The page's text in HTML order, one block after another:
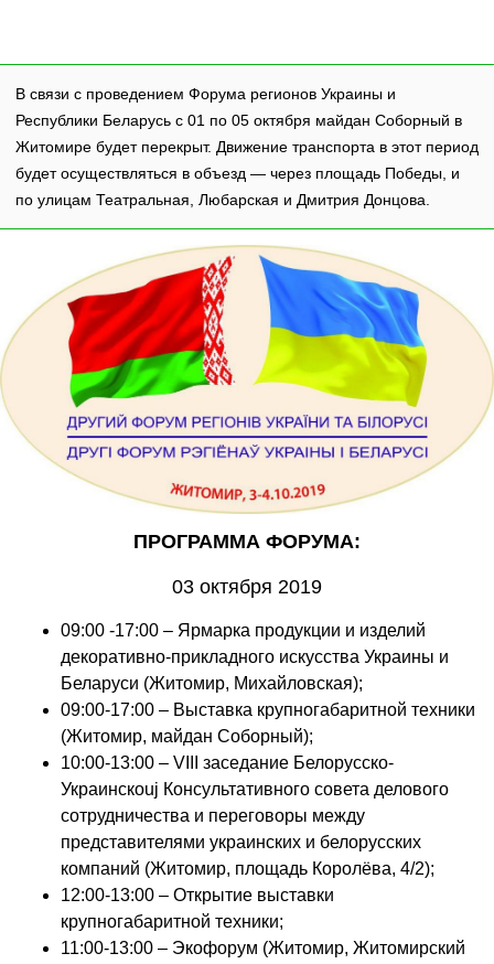
В связи с проведением Форума регионов Украины и
Республики Беларусь с 01 по 05 октября майдан Соборный в
Житомире будет перекрыт. Движение транспорта в этот период
будет осуществляться в объезд — через площадь Победы, и
по улицам Театральная, Любарская и Дмитрия Донцова.
ПРОГРАММА ФОРУМА:
03 октября 2019
09:00 -17:00 – Ярмарка продукции и изделий
декоративно-прикладного искусства Украины и
Беларуси (Житомир, Михайловская);
09:00-17:00 – Выставка крупногабаритной техники
(Житомир, майдан Соборный);
10:00-13:00 – VIII заседание Белорусско-
Украинскоuj Консультативного совета делового
сотрудничества и переговоры между
представителями украинских и белорусских
компаний (Житомир, площадь Королёва, 4/2);
12:00-13:00 – Открытие выставки
крупногабаритной техники;
11:00-13:00 – Экофорум (Житомир, Житомирский